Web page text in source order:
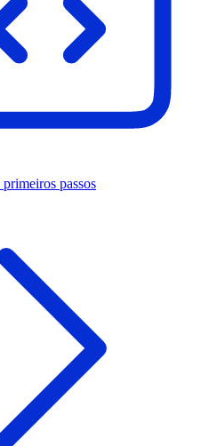
passos